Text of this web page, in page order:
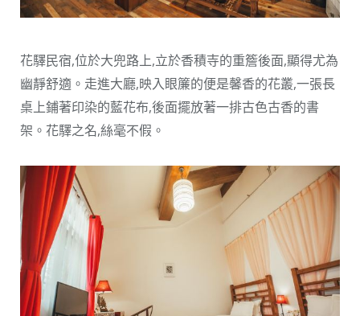
花驛民宿,位於大兜路上,立於香積寺的重簷後面,顯得尤為
幽靜舒適。走進大廳,映入眼簾的便是馨香的花叢,一張長
桌上鋪著印染的藍花布,後面擺放著一排古色古香的書
架。花驛之名,絲毫不假。